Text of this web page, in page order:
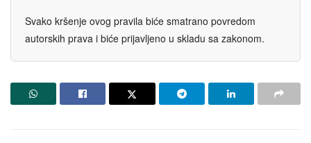
Svako kršenje ovog pravila biće smatrano povredom
autorskih prava i biće prijavljeno u skladu sa zakonom.